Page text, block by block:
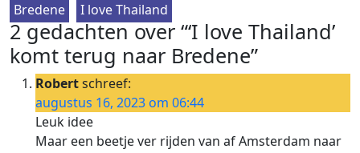
Bredene
I love Thailand
2 gedachten over “‘I love Thailand’
komt terug naar Bredene”
Robertschreef:
augustus 16, 2023 om 06:44
Leuk idee
Maar een beetje ver rijden van af Amsterdam naar